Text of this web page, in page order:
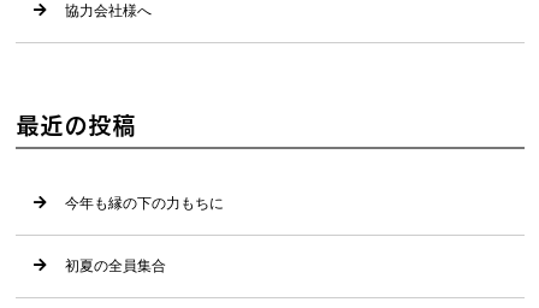
協力会社様へ
最近の投稿
今年も縁の下の力もちに
初夏の全員集合